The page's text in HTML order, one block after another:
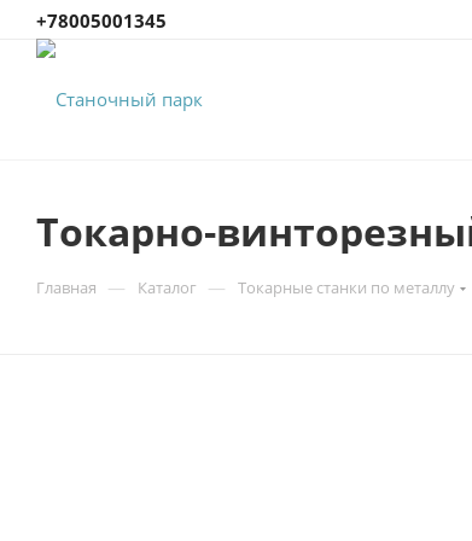
+78005001345
Токарно-
Главная — Каталог — Токарные станки по металлу